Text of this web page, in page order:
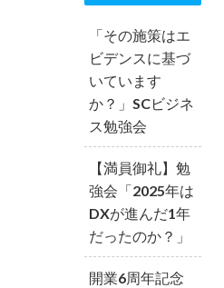
「その施策はエ
ビデンスに基づ
いています
か？」SCビジネ
ス勉強会
【満員御礼】勉
強会「2025年は
DXが進んだ1年
だったのか？」
開業6周年記念